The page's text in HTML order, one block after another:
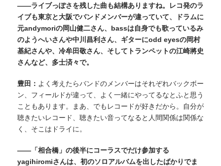
——ライブっぽさを残した曲も結構ありますね。レコ発のラ
イブも東京と大阪でバンドメンバーが違っていて、ドラムに
元andymoriの岡山健二さん、bassは自身でも歌っているみ
のようへいさんや中川昌利さん、ギターにodd eyesの岡村
基紀さんや、冷牟田敬さん、そしてトランペットの江崎將史
さんなど、多士済々で。
豊田： よく考えたらバンドのメンバーはそれぞれバックボー
ン、フィールドが違って、よく一緒にやってるなとふと思う
こともあります。まあ、でもレコードが好きだから。自分が
聴きたいレコード、聴きたい音ってなると人間関係は関係な
く、そこはドライに。
——「相合橋」の後半にコーラスでだけ参加する
yagihiromiさんは、初のソロアルバムを出したばかりでま